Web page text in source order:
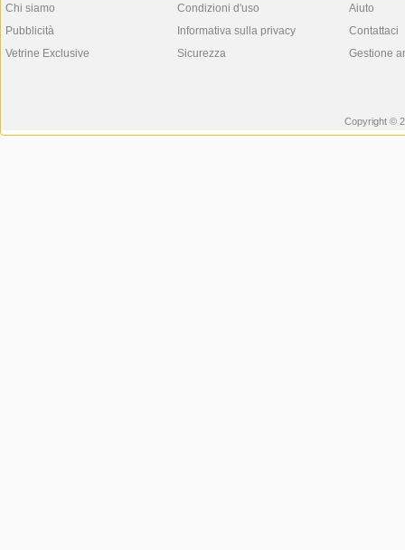
Chi siamo
Pubblicità
Vetrine Exclusive
Condizioni d'uso
Informativa sulla privacy
Sicurezza
Aiuto
Contattaci
Gestione
Copyright ©